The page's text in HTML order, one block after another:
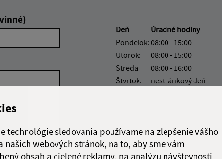
technológie sledovania používame na zlepšenie vášho
našich webových stránok, na to, aby sme vám
obsah a cielené reklamy, na analýzu návštevnosti
Response
Deň
Úradné hodiny
Pondelok:08:00 - 15:00
Utorok:
08:00 - 15:00
Streda:
08:00 - 16:00
Štvrtok:
nestránkový deň